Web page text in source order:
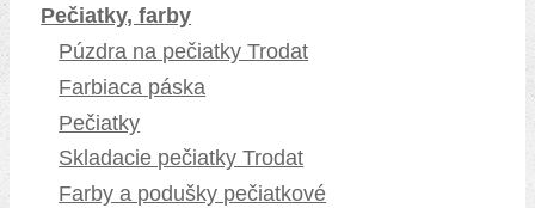
Pečiatky, farby
Púzdra na pečiatky Trodat
Farbiaca páska
Pečiatky
Skladacie pečiatky Trodat
Farby a podušky pečiatkové